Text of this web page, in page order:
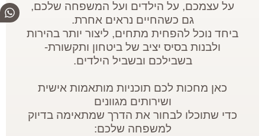
על עצמכם, על הילדים ועל המשפחה שלכם,
גם כשהחיים נראים אחרת.
ביחד נוכל להפחית מתחים, ליצור יותר בהירות
ולבנות בסיס יציב של ביטחון ותקשורת-
בשבילכם ובשביל הילדים.
כאן מחכות לכם תוכניות מותאמות אישית
ושירותים מגוונים
כדי שתוכלו לבחור את הדרך שמתאימה בדיוק
למשפחה שלכם: